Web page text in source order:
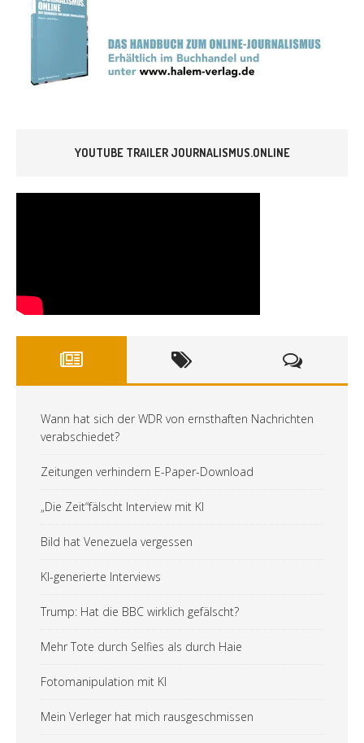
YOUTUBE TRAILER JOURNALISMUS.ONLINE
Wann hat sich der WDR von ernsthaften Nachrichten
verabschiedet?
Zeitungen verhindern E-Paper-Download
„Die Zeit“fälscht Interview mit KI
Bild hat Venezuela vergessen
KI-generierte Interviews
Trump: Hat die BBC wirklich gefälscht?
Mehr Tote durch Selfies als durch Haie
Fotomanipulation mit KI
Mein Verleger hat mich rausgeschmissen